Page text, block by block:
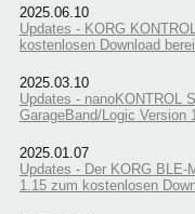
2025.06.10
Updates - KORG
kostenlosen Download
2025.03.10
Updates - nanoKONTROL
GarageBand/Logic Version
2025.01.07
Updates - Der KORG BLE-
1.15 zum kostenlosen